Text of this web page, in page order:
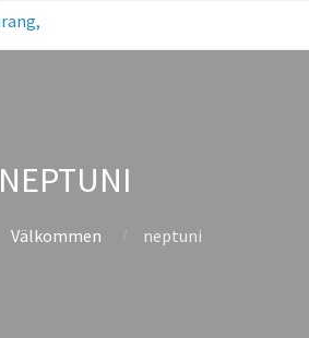
NEPTUNI
Välkommen neptuni